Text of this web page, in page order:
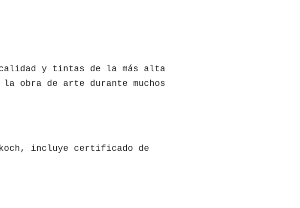
y tintas de la más alta
obra de arte durante muchos
incluye certificado de